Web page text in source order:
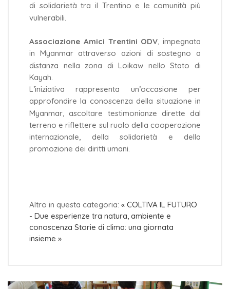
di solidarietà tra il Trentino e le comunità più
vulnerabili.
Associazione Amici Trentini ODV, impegnata
in Myanmar attraverso azioni di sostegno a
distanza nella zona di Loikaw nello Stato di
Kayah.
L’iniziativa rappresenta un’occasione per
approfondire la conoscenza della situazione in
Myanmar, ascoltare testimonianze dirette dal
terreno e riflettere sul ruolo della cooperazione
internazionale, della solidarietà e della
promozione dei diritti umani.
Altro in questa categoria: « COLTIVA IL FUTURO
- Due esperienze tra natura, ambiente e
conoscenza Storie di clima: una giornata
insieme »